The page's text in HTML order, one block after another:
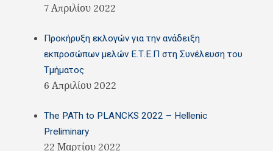
7 Απριλίου 2022
Προκήρυξη εκλογών για την ανάδειξη
εκπροσώπων μελών Ε.Τ.Ε.Π στη Συνέλευση του
Τμήματος
6 Απριλίου 2022
The PATh to PLANCKS 2022 – Hellenic
Preliminary
22 Μαρτίου 2022